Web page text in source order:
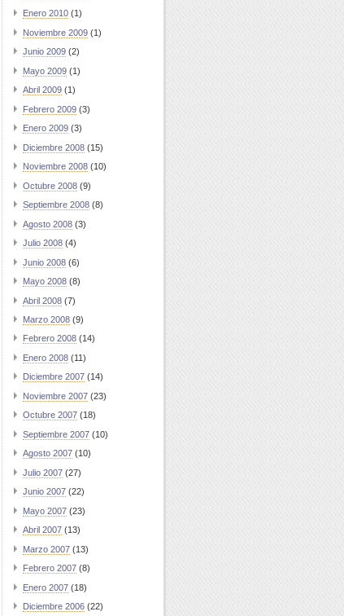
Enero 2010 (1)
Noviembre 2009 (1)
Junio 2009 (2)
Mayo 2009 (1)
Abril 2009 (1)
Febrero 2009 (3)
Enero 2009 (3)
Diciembre 2008 (15)
Noviembre 2008 (10)
Octubre 2008 (9)
Septiembre 2008 (8)
Agosto 2008 (3)
Julio 2008 (4)
Junio 2008 (6)
Mayo 2008 (8)
Abril 2008 (7)
Marzo 2008 (9)
Febrero 2008 (14)
Enero 2008 (11)
Diciembre 2007 (14)
Noviembre 2007 (23)
Octubre 2007 (18)
Septiembre 2007 (10)
Agosto 2007 (10)
Julio 2007 (27)
Junio 2007 (22)
Mayo 2007 (23)
Abril 2007 (13)
Marzo 2007 (13)
Febrero 2007 (8)
Enero 2007 (18)
Diciembre 2006 (22)